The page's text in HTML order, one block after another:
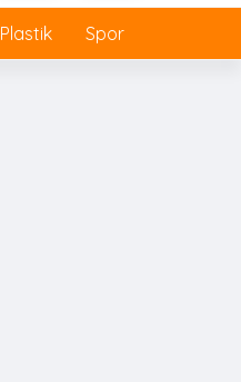
Plastik Spor